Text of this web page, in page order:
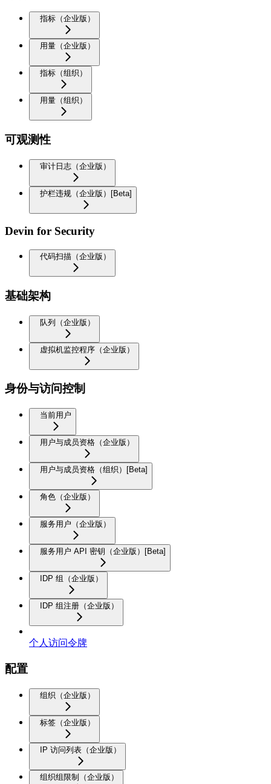
指标（企业版）
用量（企业版）
指标（组织）
用量（组织）
可观测性
审计日志（企业版）
护栏违规（企业版）[Beta]
Devin for Security
代码扫描（企业版）
基础架构
队列（企业版）
虚拟机监控程序（企业版）
身份与访问控制
当前用户
用户与成员资格（企业版）
用户与成员资格（组织）[Beta]
角色（企业版）
服务用户（企业版）
服务用户 API 密钥（企业版）[Beta]
IDP 组（企业版）
IDP 组注册（企业版）
个人访问令牌
配置
组织（企业版）
标签（企业版）
IP 访问列表（企业版）
组织组限制（企业版）